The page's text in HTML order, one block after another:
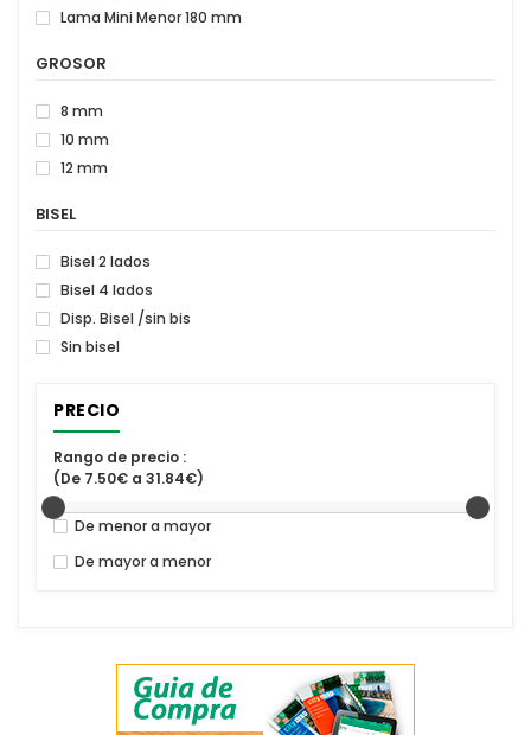
Lama Mini Menor 180 mm
GROSOR
8 mm
10 mm
12 mm
BISEL
Bisel 2 lados
Bisel 4 lados
Disp. Bisel /sin bis
Sin bisel
PRECIO
Rango de precio :
(De 7.50€ a 31.84€)
De menor a mayor
De mayor a menor